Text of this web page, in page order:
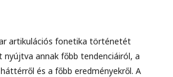
artikulációs fonetika történetét
annak főbb tendenciáiról, a
és a főbb eredményekről. A